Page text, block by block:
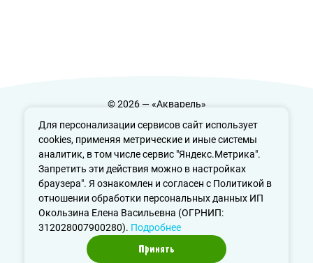
Для персонализации сервисов сайт использует
cookies, применяя метрические и иные системы
аналитик, в том числе сервис "Яндекс.Метрика".
Запретить эти действия можно в настройках
браузера". Я ознакомлен и согласен с Политикой в
отношении обработки персональных данных ИП
Окользина Елена Васильевна (ОГРНИП:
312028007900280). Подробнее
Принять
© 2026 — «Акварель»
Политика конфиденциальности